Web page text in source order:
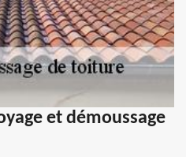
et démoussage